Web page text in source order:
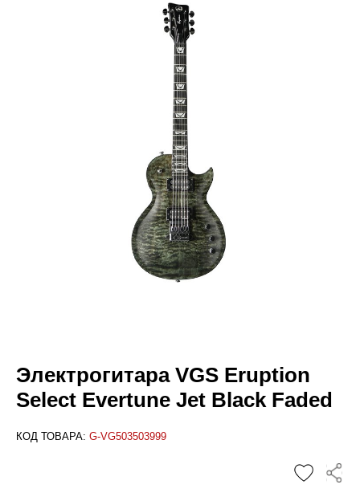
Электрогитара VGS Eruption
Select Evertune Jet Black Faded
КОД ТОВАРА: G-VG503503999